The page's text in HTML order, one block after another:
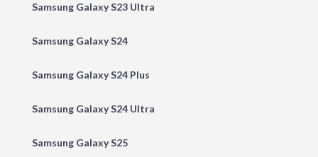
Samsung Galaxy S23 Ultra
Samsung Galaxy S24
Samsung Galaxy S24 Plus
Samsung Galaxy S24 Ultra
Samsung Galaxy S25